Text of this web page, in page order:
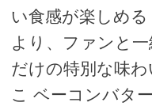
い食感が楽しめ
より、ファンと
だけの特別な味
こ ベーコンバタ